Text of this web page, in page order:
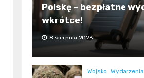
Polskę – bezpłatne
wkrótce!
8 sierpnia 2026
Wojsko Wydarzenia